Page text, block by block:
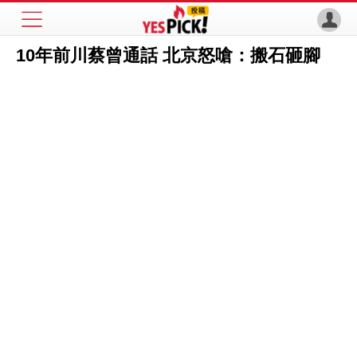
10年前川蔡曾通話 北京怒嗆：搬石砸腳